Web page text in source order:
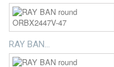
RAY BAN...